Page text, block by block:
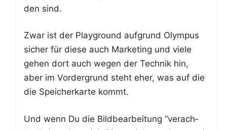
den sind.
Zwar ist der Play­ground auf­grund Olym­pus
sicher für die­se auch Mar­ke­ting und vie­le
gehen dort auch wegen der Tech­nik hin,
aber im Vor­der­grund steht eher, was auf die
die Spei­cher­kar­te kommt.
Und wenn Du die Bild­be­ar­bei­tung “ver­ach­